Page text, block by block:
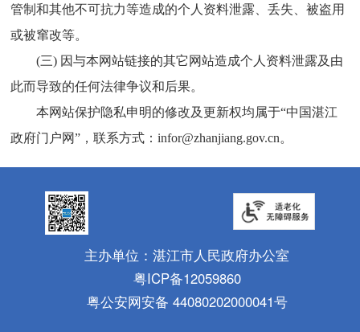
管制和其他不可抗力等造成的个人资料泄露、丢失、被盗用
或被窜改等。
(三) 因与本网站链接的其它网站造成个人资料泄露及由
此而导致的任何法律争议和后果。
本网站保护隐私申明的修改及更新权均属于“中国湛江
政府门户网”，联系方式：infor@zhanjiang.gov.cn。
主办单位：湛江市人民政府办公室
粤ICP备12059860
粤公安网安备 44080202000041号